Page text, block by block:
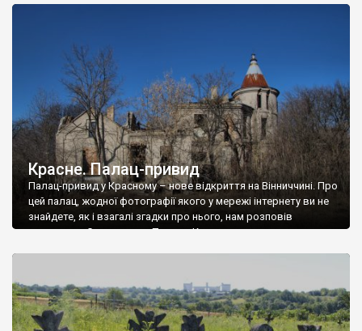
Красне. Палац-привид
Палац-привид у Красному – нове відкриття на Вінниччині. Про
цей палац, жодної фотографії якого у мережі інтернету ви не
знайдете, як і взагалі згадки про нього, нам розповів
мешканець Самгородка. Палац у Красному вразив не лише